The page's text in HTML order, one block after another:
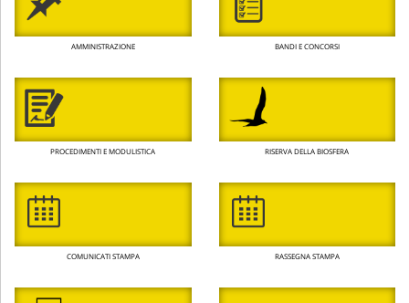
AMMINISTRAZIONE BANDI E CONCORSI
PROCEDIMENTI E MODULISTICA RISERVA DELLA BIOSFERA
COMUNICATI STAMPA RASSEGNA STAMPA